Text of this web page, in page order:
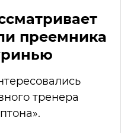
преемника
тренера